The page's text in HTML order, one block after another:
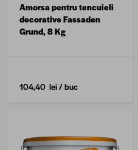
Amorsa pentru tencuieli
decorative Fassaden
Grund, 8 Kg
104,40 lei/ buc